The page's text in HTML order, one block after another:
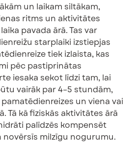
un laikam siltākam,
ritms un aktivitātes
pavada ārā. Tas var
starplaiki izstiepjas
tiek izlaista, kas
pēc pastiprinātas
iesaka sekot līdzi tam, lai
vairāk par 4–5 stundām,
un viena vai
Tā kā fiziskās aktivitātes ārā
palīdzēs kompensēt
novērsīs milzīgu nogurumu.